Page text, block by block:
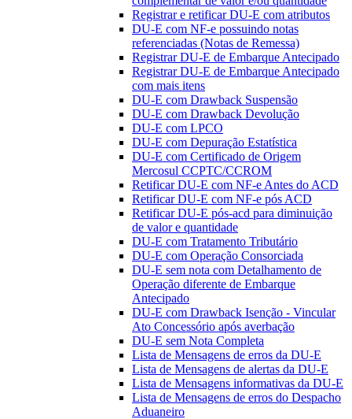
Registrar e retificar DU-E com atributos
DU-E com NF-e possuindo notas
referenciadas (Notas de Remessa)
Registrar DU-E de Embarque Antecipado
Registrar DU-E de Embarque Antecipado
com mais itens
DU-E com Drawback Suspensão
DU-E com Drawback Devolução
DU-E com LPCO
DU-E com Depuração Estatística
DU-E com Certificado de Origem
Mercosul CCPTC/CCROM
Retificar DU-E com NF-e Antes do ACD
Retificar DU-E com NF-e pós ACD
Retificar DU-E pós-acd para diminuição
de valor e quantidade
DU-E com Tratamento Tributário
DU-E com Operação Consorciada
DU-E sem nota com Detalhamento de
Operação diferente de Embarque
Antecipado
DU-E com Drawback Isenção - Vincular
Ato Concessório após averbação
DU-E sem Nota Completa
Lista de Mensagens de erros da DU-E
Lista de Mensagens de alertas da DU-E
Lista de Mensagens informativas da DU-E
Lista de Mensagens de erros do Despacho
Aduaneiro